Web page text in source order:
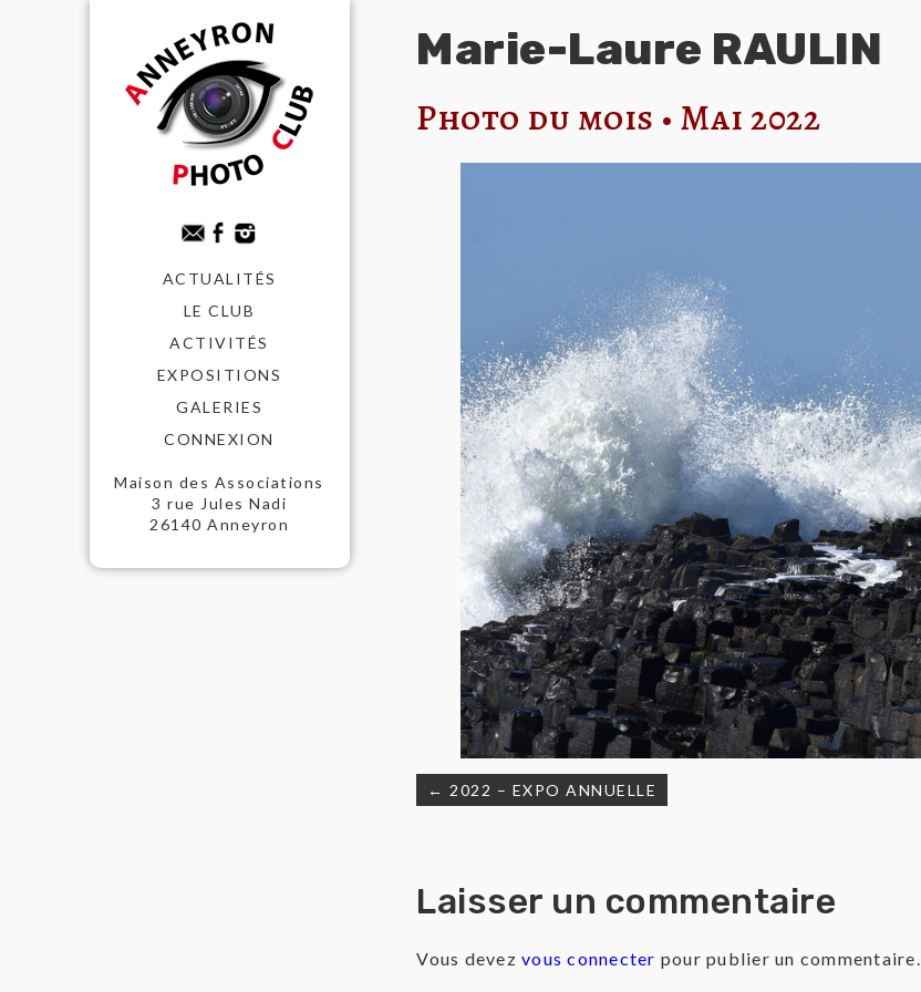
ACTUALITÉS
LE CLUB
ACTIVITÉS
EXPOSITIONS
GALERIES
CONNEXION
Maison des Associations
3 rue Jules Nadi
26140 Anneyron
Marie-Laure RAULIN
Photo du mois • Mai 2022
Navigation
l’article
← 2022 – EXPO ANNUELLE
Laisser un commentaire
Vous devezvous connecter pour publier un commentaire.